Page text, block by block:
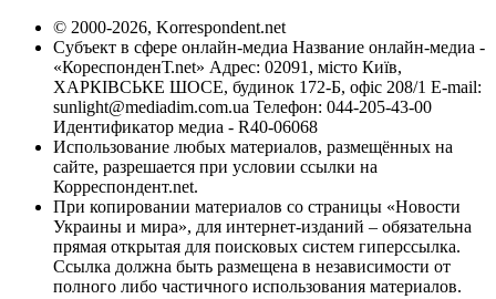
© 2000-2026, Korrespondent.net
Субъект в сфере онлайн-медиа Название онлайн-медиа -
«КореспонденТ.net» Адрес: 02091, місто Київ,
ХАРКІВСЬКЕ ШОСЕ, будинок 172-Б, офіс 208/1 E-mail:
sunlight@mediadim.com.ua Телефон: 044-205-43-00
Идентификатор медиа - R40-06068
Использование любых материалов, размещённых на
сайте, разрешается при условии ссылки на
Корреспондент.net.
При копировании материалов со страницы «Новости
Украины и мира», для интернет-изданий – обязательна
прямая открытая для поисковых систем гиперссылка.
Ссылка должна быть размещена в независимости от
полного либо частичного использования материалов.